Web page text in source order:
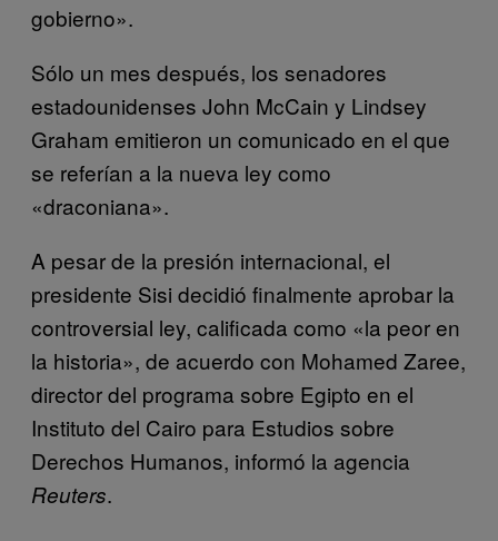
gobierno».
Sólo un mes después, los senadores
estadounidenses John McCain y Lindsey
Graham emitieron un comunicado en el que
se referían a la nueva ley como
«draconiana».
A pesar de la presión internacional, el
presidente Sisi decidió finalmente aprobar la
controversial ley, calificada como «la peor en
la historia», de acuerdo con Mohamed Zaree,
director del programa sobre Egipto en el
Instituto del Cairo para Estudios sobre
Derechos Humanos, informó la agencia
Reuters.